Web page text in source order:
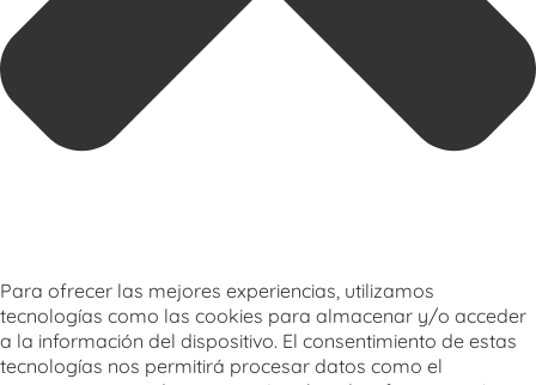
Para ofrecer las mejores experiencias, utilizamos
tecnologías como las cookies para almacenar y/o acceder
a la información del dispositivo. El consentimiento de estas
tecnologías nos permitirá procesar datos como el